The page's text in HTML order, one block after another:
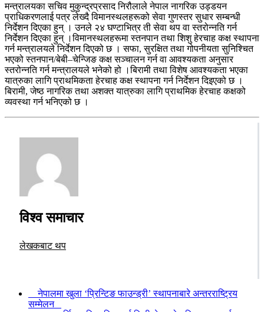
मन्त्रालयका सचिव मुकुन्द्रप्रसाद निरौलाले नेपाल नागरिक उड्डयन
प्राधिकरणलाई पत्र लेख्दै विमानस्थलहरूको सेवा गुणस्तर सुधार सम्बन्धी
निर्देशन दिएका हुन् । उनले २४ घण्टाभित्र ती सेवा थप वा स्तरोन्नति गर्न
निर्देशन दिएका हुन् ।विमानस्थलहरूमा स्तनपान तथा शिशु हेरचाह कक्ष स्थापना
गर्न मन्त्रालयले निर्देशन दिएको छ । सफा, सुरक्षित तथा गोपनीयता सुनिश्चित
भएको स्तनपान/बेबी–चेन्जिङ कक्ष सञ्चालन गर्न वा आवश्यकता अनुसार
स्तरोन्नति गर्न मन्त्रालयले भनेको हो ।बिरामी तथा विशेष आवश्यकता भएका
यात्रुका लागि प्राथमिकता हेरचाह कक्ष स्थापना गर्न निर्देशन दिइएको छ ।
बिरामी, जेष्ठ नागरिक तथा अशक्त यात्रुका लागि प्राथमिक हेरचाह कक्षको
व्यवस्था गर्न भनिएको छ ।
विश्व समाचार
लेखकबाट थप
नेपालमा खुला ‘प्रिन्टिङ फाउन्ड्री’ स्थापनाबारे अन्तरराष्ट्रिय
सम्मेलन